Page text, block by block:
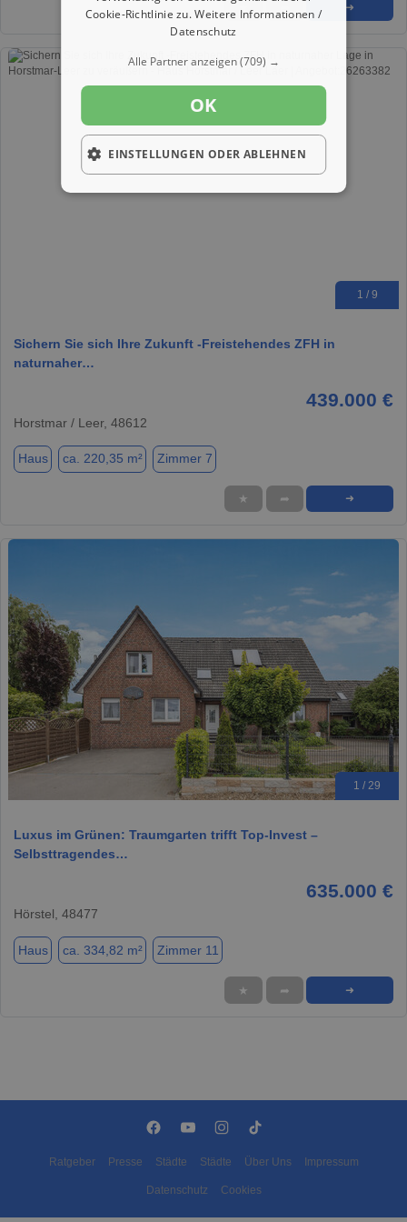
★ ➦ ➜
1 / 9
Sichern Sie sich Ihre Zukunft -Freistehendes ZFH in
naturnaher…
439.000 €
Horstmar / Leer, 48612
Haus ca. 220,35 m² Zimmer 7
★ ➦ ➜
1 / 29
Luxus im Grünen: Traumgarten trifft Top-Invest –
Selbsttragendes…
635.000 €
Hörstel, 48477
Haus ca. 334,82 m² Zimmer 11
★ ➦ ➜
Ratgeber Presse Städte Städte Über Uns Impressum
Datenschutz Cookies
Cookie-Richtlinie zu.Weitere Informationen /
Datenschutz
Alle Partner anzeigen(709) →
OK
EINSTELLUNGEN ODER ABLEHNEN